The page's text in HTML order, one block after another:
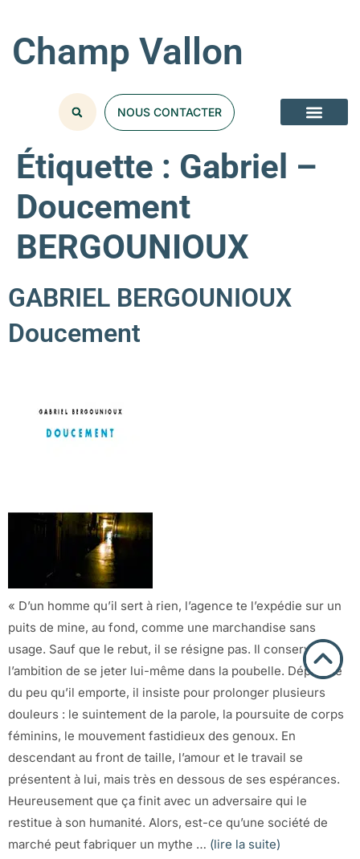
Champ Vallon
NOUS CONTACTER
Étiquette : Gabriel –
Doucement
BERGOUNIOUX
GABRIEL BERGOUNIOUX
Doucement
« D’un homme qu’il sert à rien, l’agence te l’expédie sur un
puits de mine, au fond, comme une marchandise sans
usage. Sauf que le rebut, il se résigne pas. Il conserve
l’ambition de se jeter lui-même dans la poubelle. Dépouillé
du peu qu’il emporte, il insiste pour prolonger plusieurs
douleurs : le suintement de la parole, la poursuite de corps
féminins, le mouvement fastidieux des genoux. En
descendant au front de taille, l’amour et le travail se
présentent à lui, mais très en dessous de ses espérances.
Heureusement que ça finit avec un adversaire qui le
restitue à son humanité. Alors, est-ce qu’une société de
marché peut fabriquer un mythe … (lire la suite)